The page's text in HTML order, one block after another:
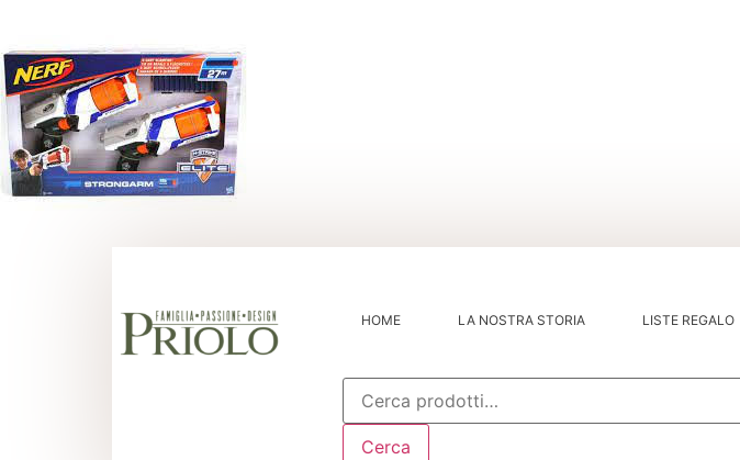
HOME LA NOSTRA STORIA LISTE REGALO
Cerca:
Cerca